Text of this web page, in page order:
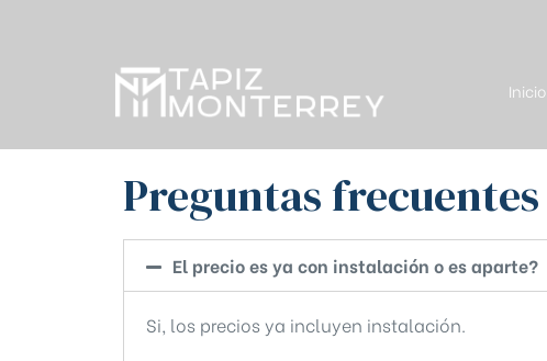
Inicio
Preguntas frecuentes
El precio es ya con instalación o es aparte?
Si, los precios ya incluyen instalación.